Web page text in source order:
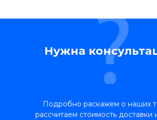
Нужна
Подробно раскажем о наших
рассчитаем стоимость доставки